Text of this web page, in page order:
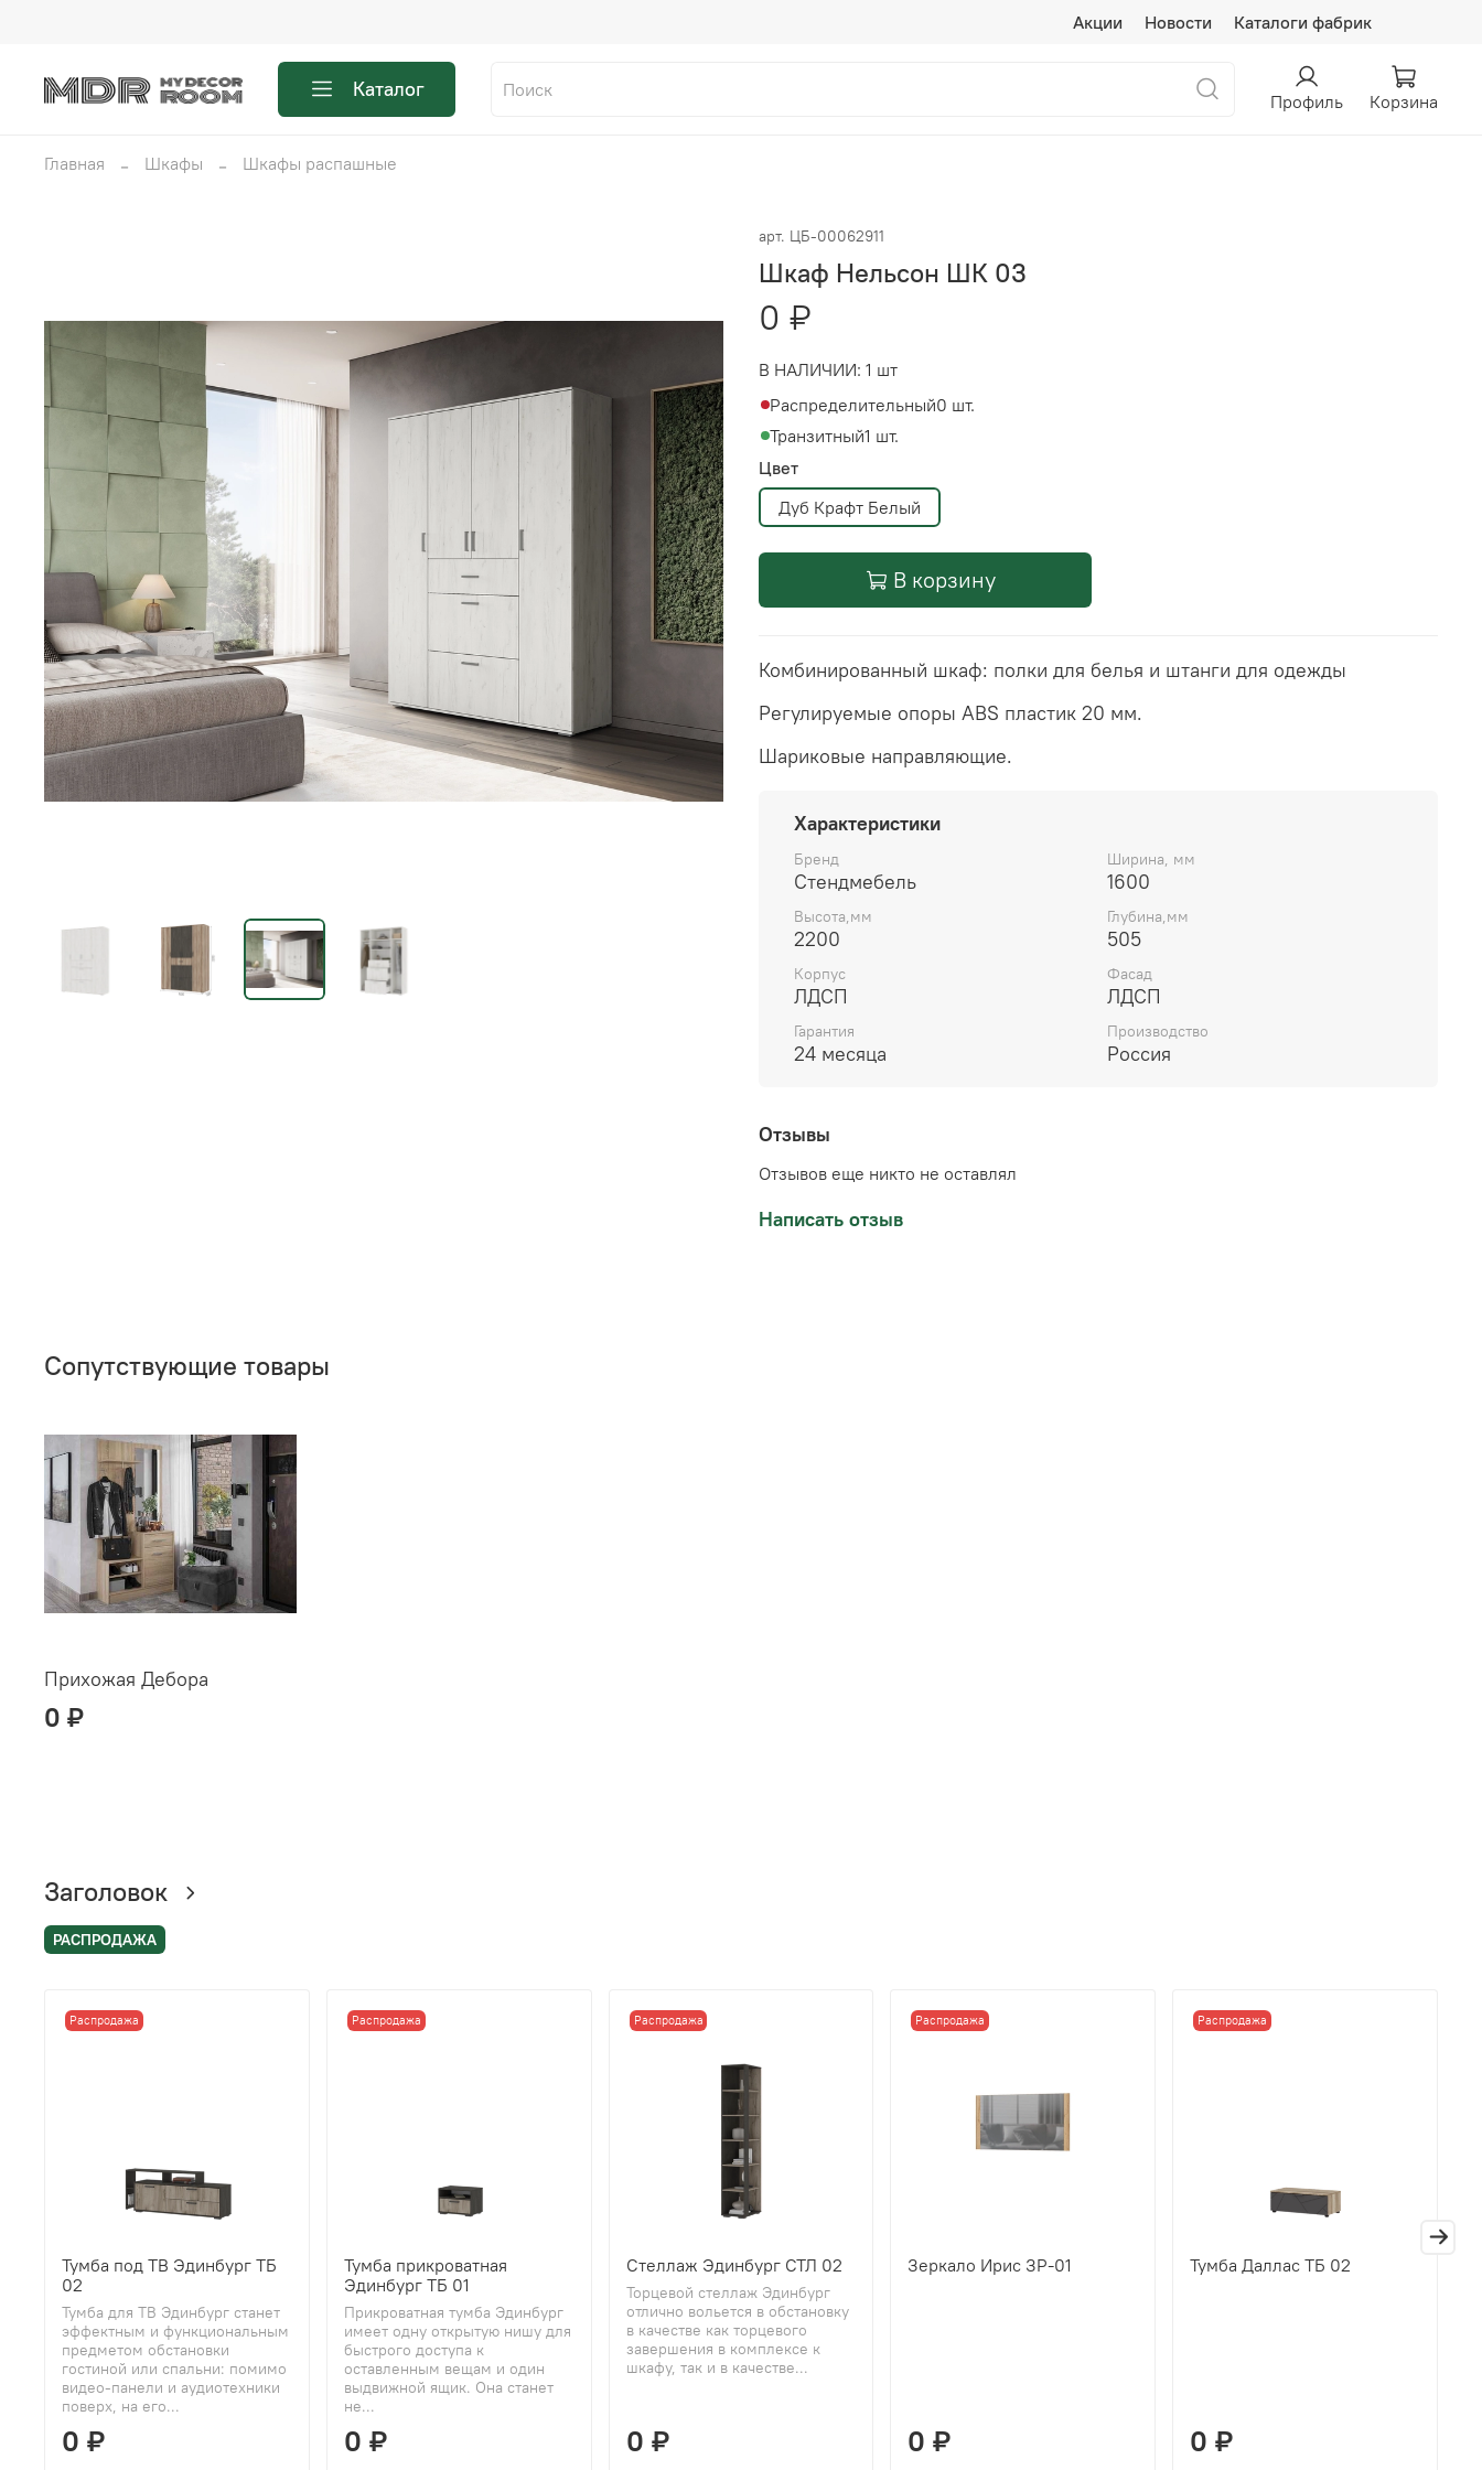
Акции Новости Каталоги фабрик
Каталог Профиль Корзина
Главная Шкафы Шкафы распашные
арт. ЦБ-00062911
Шкаф Нельсон ШК 03
0 ₽
В НАЛИЧИИ: 1 шт
Распределительный0 шт.
Транзитный1 шт.
Цвет
Дуб Крафт Белый
В корзину
Комбинированный шкаф: полки для белья и штанги для одежды
Регулируемые опоры ABS пластик 20 мм.
Шариковые направляющие.
Характеристики
Бренд
Стендмебель
Ширина, мм
1600
Высота,мм
2200
Глубина,мм
505
Корпус
ЛДСП
Фасад
ЛДСП
Гарантия
24 месяца
Производство
Россия
Отзывы
Отзывов еще никто не оставлял
Написать отзыв
Сопутствующие товары
Прихожая Дебора
0 ₽
Заголовок
РАСПРОДАЖА
Распродажа
Тумба под ТВ Эдинбург ТБ
02
Тумба для ТВ Эдинбург станет
эффектным и функциональным
предметом обстановки
гостиной или спальни: помимо
видео-панели и аудиотехники
поверх, на его...
0 ₽
Распродажа
Тумба прикроватная
Эдинбург ТБ 01
Прикроватная тумба Эдинбург
имеет одну открытую нишу для
быстрого доступа к
оставленным вещам и один
выдвижной ящик. Она станет
не...
0 ₽
Распродажа
Стеллаж Эдинбург СТЛ 02
Торцевой стеллаж Эдинбург
отлично вольется в обстановку
в качестве как торцевого
завершения в комплексе к
шкафу, так и в качестве...
0 ₽
Распродажа
Зеркало Ирис ЗР-01
0 ₽
Распродажа
Тумба Даллас ТБ 02
0 ₽